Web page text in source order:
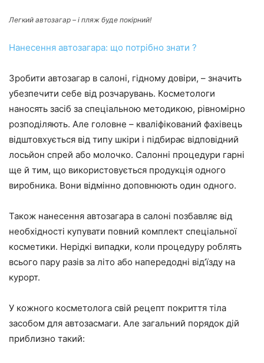
Легкий автозагар – і пляж буде покірний!
Нанесення автозагара: що потрібно знати ?
Зробити автозагар в салоні, гідному довіри, – значить
убезпечити себе від розчарувань. Косметологи
наносять засіб за спеціальною методикою, рівномірно
розподіляють. Але головне – кваліфікований фахівець
відштовхується від типу шкіри і підбирає відповідний
лосьйон спрей або молочко. Салонні процедури гарні
ще й тим, що використовується продукція одного
виробника. Вони відмінно доповнюють один одного.
Також нанесення автозагара в салоні позбавляє від
необхідності купувати повний комплект спеціальної
косметики. Нерідкі випадки, коли процедуру роблять
всього пару разів за літо або напередодні від’їзду на
курорт.
У кожного косметолога свій рецепт покриття тіла
засобом для автозасмаги. Але загальний порядок дій
приблизно такий: